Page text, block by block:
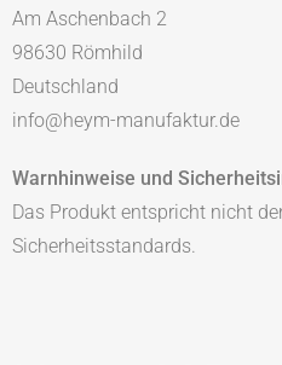
Am Aschenbach 2
98630 Römhild
Deutschland
info@heym-manufaktur.de
Warnhinweise und
Das Produkt entspricht nicht
Sicherheitsstandards.